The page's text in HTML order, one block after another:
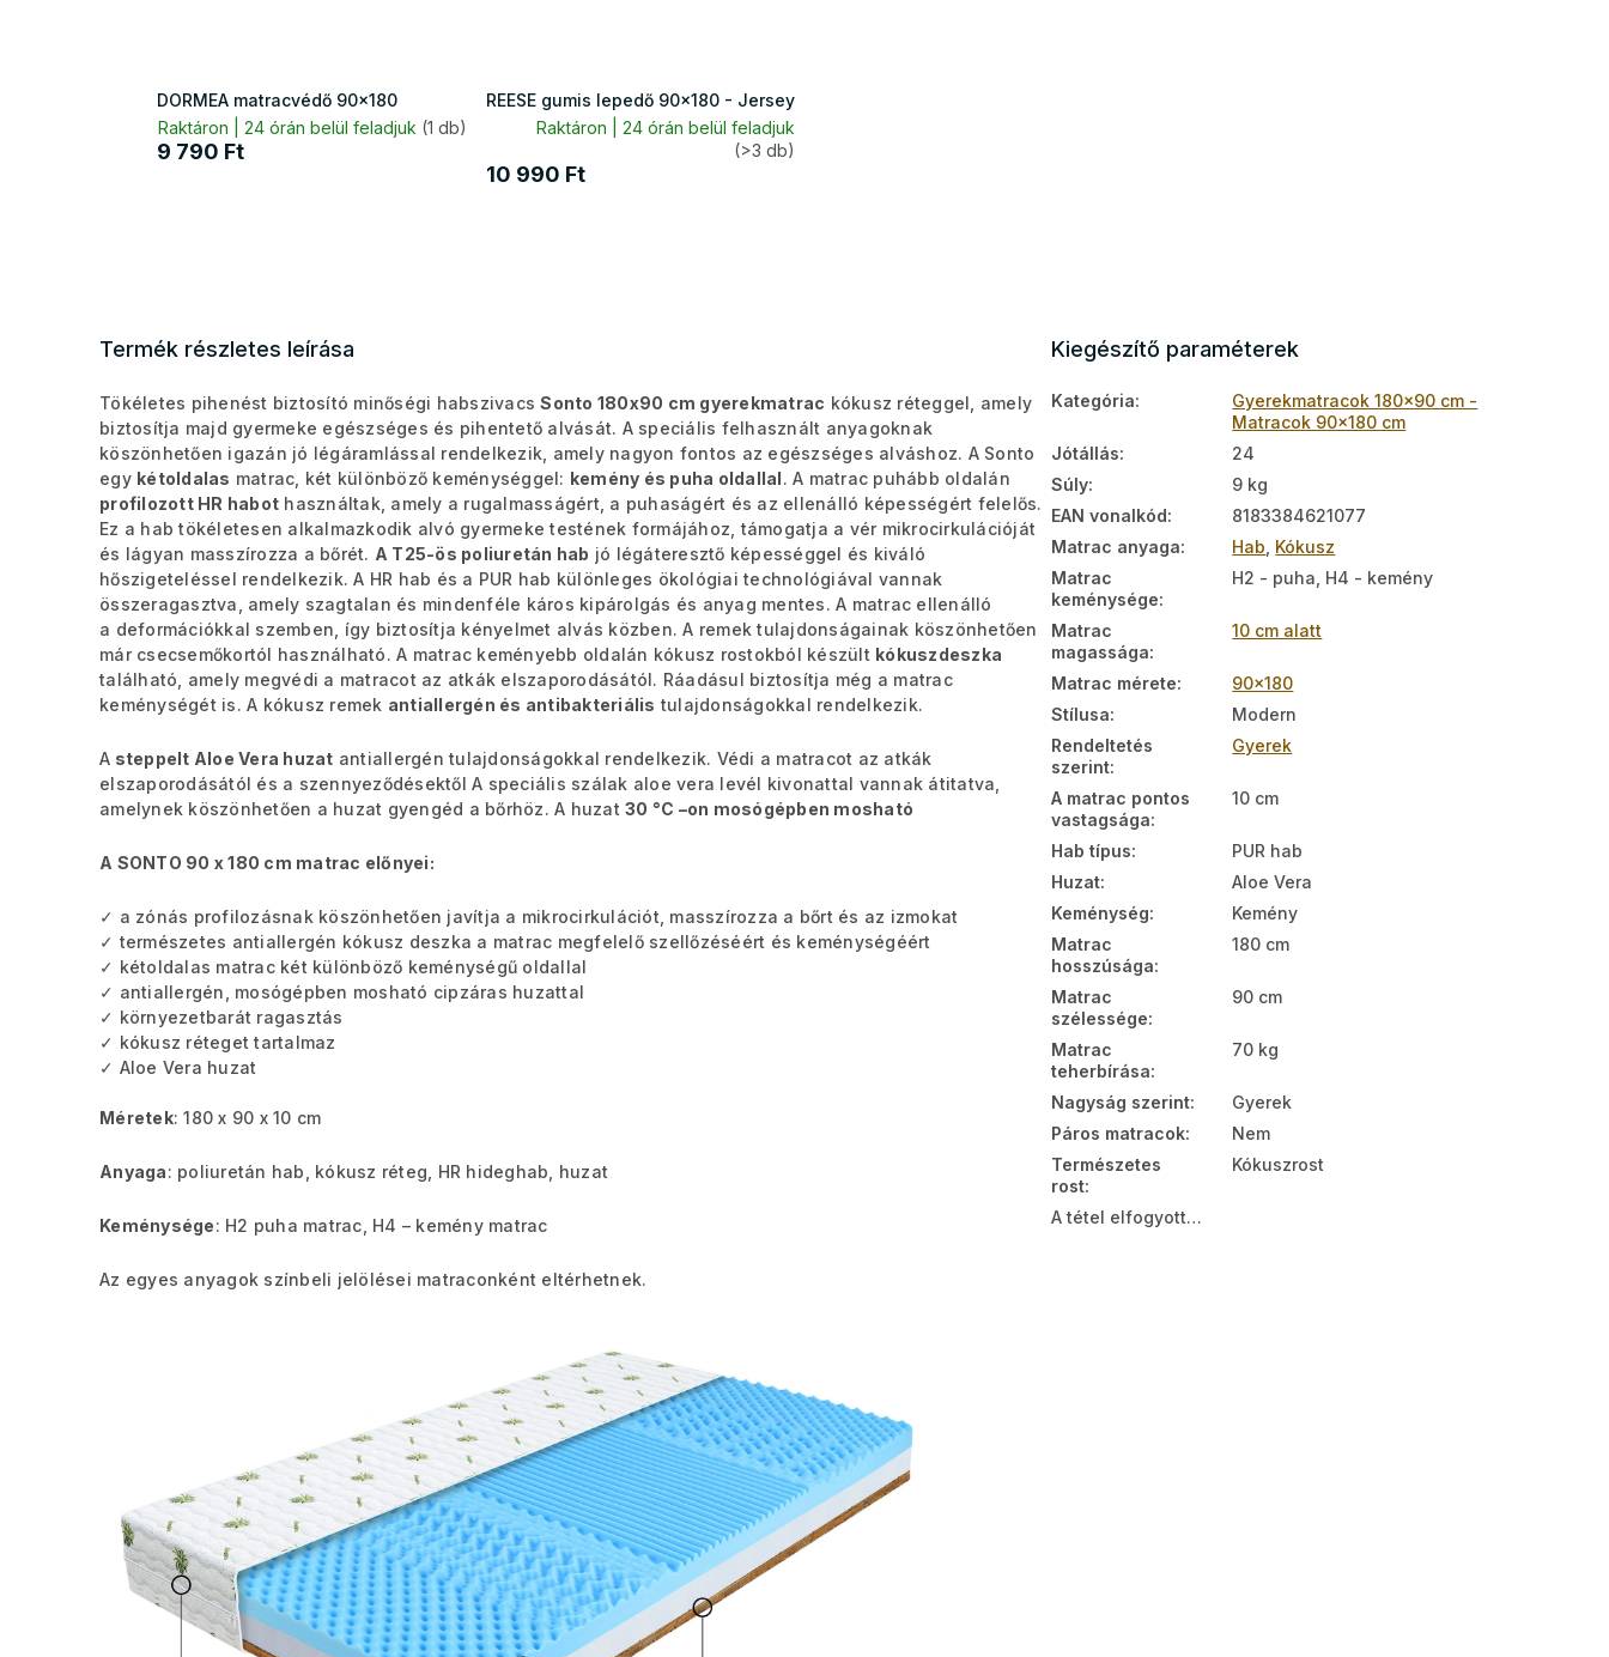
DORMEA matracvédő 90x180
Raktáron | 24 órán belül feladjuk (1 db)
9 790 Ft
REESE gumis lepedő 90x180 - Jersey
Raktáron | 24 órán belül feladjuk
(>3 db)
10 990 Ft
Termék részletes leírása
Tökéletes pihenést biztosító minőségi habszivacsSonto 180x90 cm gyerekmatrac kókusz réteggel, amely
biztosítja majd gyermeke egészséges és pihentető alvását. A speciális felhasznált anyagoknak
köszönhetően igazán jó légáramlással rendelkezik, amely nagyon fontos az egészséges alváshoz. A Sonto
egy kétoldalas matrac, két különböző keménységgel: kemény és puha oldallal. A matrac puhább oldalán
profilozott HR habot használtak, amely a rugalmasságért, a puhaságért és az ellenálló képességért felelős.
Ez a hab tökéletesen alkalmazkodik alvó gyermeke testének formájához, támogatja a vér mikrocirkulációját
és lágyan masszírozza a bőrét. A T25-ös poliuretán hab jó légáteresztő képességgel és kiváló
hőszigeteléssel rendelkezik. A HR hab és a PUR hab különleges ökológiai technológiával vannak
összeragasztva, amely szagtalan és mindenféle káros kipárolgás és anyag mentes. A matrac ellenálló
a deformációkkal szemben, így biztosítja kényelmet alvás közben.A remek tulajdonságainak köszönhetően
már csecsemőkortól használható. A matrac keményebb oldalán kókusz rostokból készült kókuszdeszka
található, amely megvédi a matracot az atkák elszaporodásától. Ráadásul biztosítja még a matrac
keménységét is. A kókusz remek antiallergén és antibakteriális tulajdonságokkal rendelkezik.
A steppelt Aloe Vera huzat antiallergén tulajdonságokkal rendelkezik. Védi a matracot az atkák
elszaporodásától és a szennyeződésektől A speciális szálak aloe vera levél kivonattal vannak átitatva,
amelynek köszönhetően a huzat gyengéd a bőrhöz. A huzat 30 °C –on mosógépben mosható
A SONTO 90 x 180 cm matrac előnyei:
✓ a zónás profilozásnak köszönhetően javítja a mikrocirkulációt, masszírozza a bőrt és az izmokat
✓ természetes antiallergén kókusz deszka a matrac megfelelő szellőzéséért és keménységéért
✓ kétoldalas matrac két különböző keménységű oldallal
✓ antiallergén, mosógépben mosható cipzáras huzattal
✓ környezetbarát ragasztás
✓ kókusz réteget tartalmaz
✓ Aloe Vera huzat
Méretek: 180 x 90 x 10 cm
Anyaga: poliuretán hab, kókusz réteg, HR hideghab, huzat
Keménysége: H2 puha matrac, H4 – kemény matrac
Az egyes anyagok színbeli jelölései matraconként eltérhetnek.
Kiegészítő paraméterek
Kategória:
Gyerekmatracok 180x90 cm -
Matracok 90x180 cm
Jótállás:
24
Súly:
9 kg
EAN vonalkód:
8183384621077
Matrac anyaga: Hab Kókusz
Matrac
keménysége:
H2 - puha, H4 - kemény
Matrac
magassága:
10 cm alatt
Matrac mérete:
90x180
Stílusa:
Modern
Rendeltetés
szerint:
Gyerek
A matrac pontos
vastagsága:
10 cm
Hab típus:
PUR hab
Huzat:
Aloe Vera
Keménység:
Kemény
Matrac
hosszúsága:
180 cm
Matrac
szélessége:
90 cm
Matrac
teherbírása:
70 kg
Nagyság szerint:
Gyerek
Páros matracok:
Nem
Természetes
rost:
Kókuszrost
A tétel elfogyott…